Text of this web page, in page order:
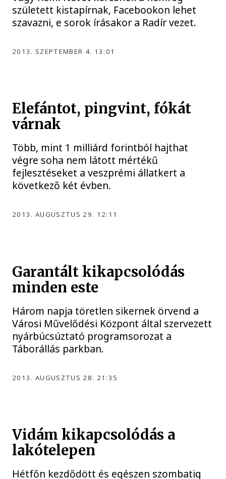
született kistapírnak, Facebookon lehet
szavazni, e sorok írásakor a Radír vezet.
2013. SZEPTEMBER 4. 13:01
Elefántot, pingvint, fókát
várnak
Több, mint 1 milliárd forintból hajthat
végre soha nem látott mértékű
fejlesztéseket a veszprémi állatkert a
következő két évben.
2013. AUGUSZTUS 29. 12:11
Garantált kikapcsolódás
minden este
Három napja töretlen sikernek örvend a
Városi Művelődési Központ által szervezett
nyárbúcsúztató programsorozat a
Táborállás parkban.
2013. AUGUSZTUS 28. 21:35
Vidám kikapcsolódás a
lakótelepen
Hétfőn kezdődött és egészen szombatig